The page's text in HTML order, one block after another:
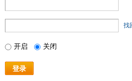
找
开启 关闭
登录